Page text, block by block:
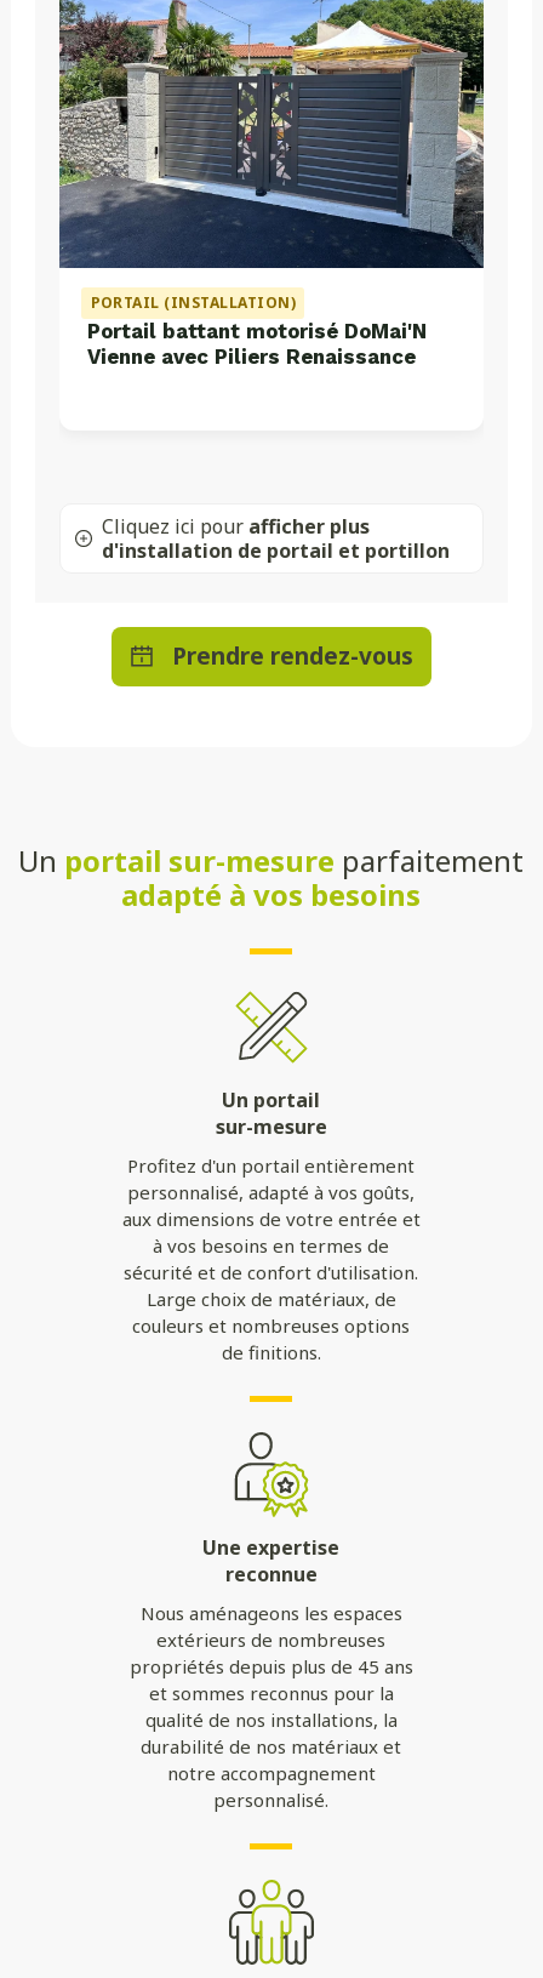
PORTAIL (INSTALLATION)
Portail battant motorisé DoMai'N
Vienne avec Piliers Renaissance
Cliquez ici pour afficher plus
d'installation de portail et portillon
Prendre rendez-vous
Un portail sur-mesure parfaitement
adapté à vos besoins
Un portail
sur-mesure
Profitez d'un portail entièrement
personnalisé, adapté à vos goûts,
aux dimensions de votre entrée et
à vos besoins en termes de
sécurité et de confort d'utilisation.
Large choix de matériaux, de
couleurs et nombreuses options
de finitions.
Une expertise
reconnue
Nous aménageons les espaces
extérieurs de nombreuses
propriétés depuis plus de 45 ans
et sommes reconnus pour la
qualité de nos installations, la
durabilité de nos matériaux et
notre accompagnement
personnalisé.